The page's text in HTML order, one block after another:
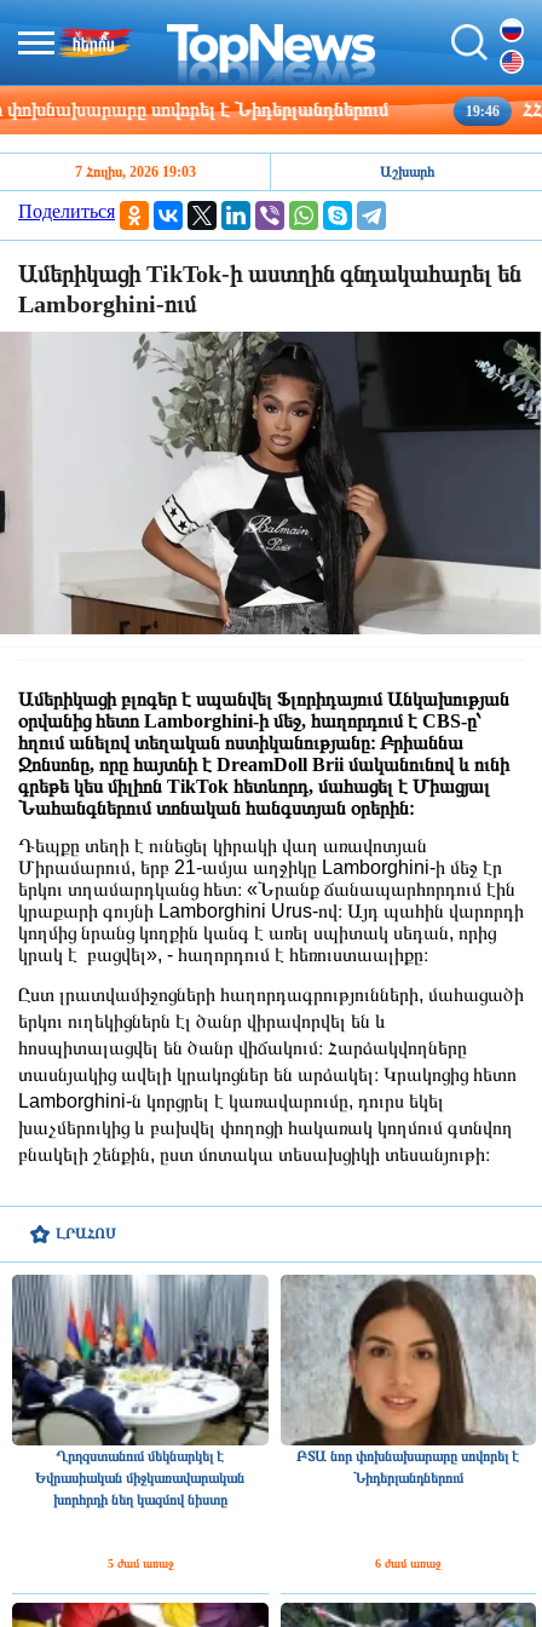
սովորել է Նիդերլանդներում 19:46 ՀՀ
ԼՐԱՀՈՍ
Ղրղզստանում մեկնարկել է
Եվրասիական միջկառավարական
խորհրդի նեղ կազմով նիստը
5 ժամ առաջ
ԲՏԱ նոր փոխնախարարը սովորել է
Նիդերլանդներում
6 ժամ առաջ
7 Հուլիս, 2026 19:03 Աշխարհ
Поделиться
Ամերիկացի TikTok-ի աստղին գնդակահարել են
Lamborghini-ում
Ամերիկացի բլոգեր է սպանվել Ֆլորիդայում Անկախության
օրվանից հետո Lamborghini-ի մեջ, հաղորդում է CBS-ը՝
հղում անելով տեղական ոստիկանությանը։ Բրիաննա
Ջոնսոնը, որը հայտնի է DreamDoll Brii մականունով և ունի
գրեթե կես միլիոն TikTok հետևորդ, մահացել է Միացյալ
Նահանգներում տոնական հանգստյան օրերին։
Դեպքը տեղի է ունեցել կիրակի վաղ առավոտյան
Միրամարում, երբ 21-ամյա աղջիկը Lamborghini-ի մեջ էր
երկու տղամարդկանց հետ։ «Նրանք ճանապարհորդում էին
կրաքարի գույնի Lamborghini Urus-ով։ Այդ պահին վարորդի
կողմից նրանց կողքին կանգ է առել սպիտակ սեդան, որից
կրակ է բացվել», - հաղորդում է հեռուստաալիքը։
Ըստ լրատվամիջոցների հաղորդագրությունների, մահացածի
երկու ուղեկիցներն էլ ծանր վիրավորվել են և
հոսպիտալացվել են ծանր վիճակում։ Հարձակվողները
տասնյակից ավելի կրակոցներ են արձակել։ Կրակոցից հետո
Lamborghini-ն կորցրել է կառավարումը, դուրս եկել
խաչմերուկից և բախվել փողոցի հակառակ կողմում գտնվող
բնակելի շենքին, ըստ մոտակա տեսախցիկի տեսանյութի։